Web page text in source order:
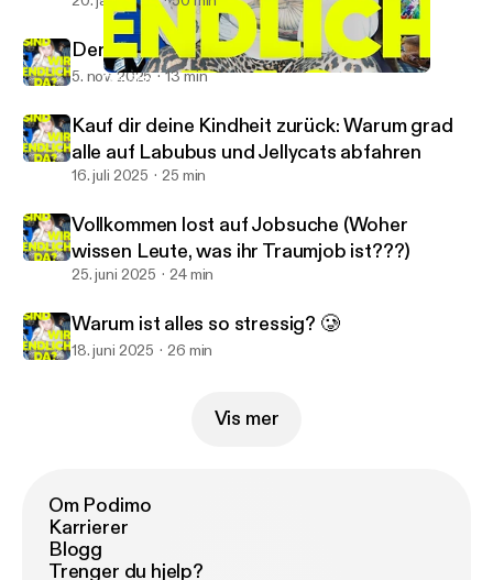
Der Sommer, als sich alles verändert hat
Der Sommer, als sich alles verändert hat
5. nov. 2025 13 min
Kauf dir deine Kindheit zurück: Warum grad
alle auf Labubus und Jellycats abfahren
16. juli 2025 25 min
Vollkommen lost auf Jobsuche (Woher
wissen Leute, was ihr Traumjob ist???)
25. juni 2025 24 min
Warum ist alles so stressig? 🥲
18. juni 2025 26 min
Vis mer
Om Podimo
Karrierer
Blogg
Trenger du hjelp?